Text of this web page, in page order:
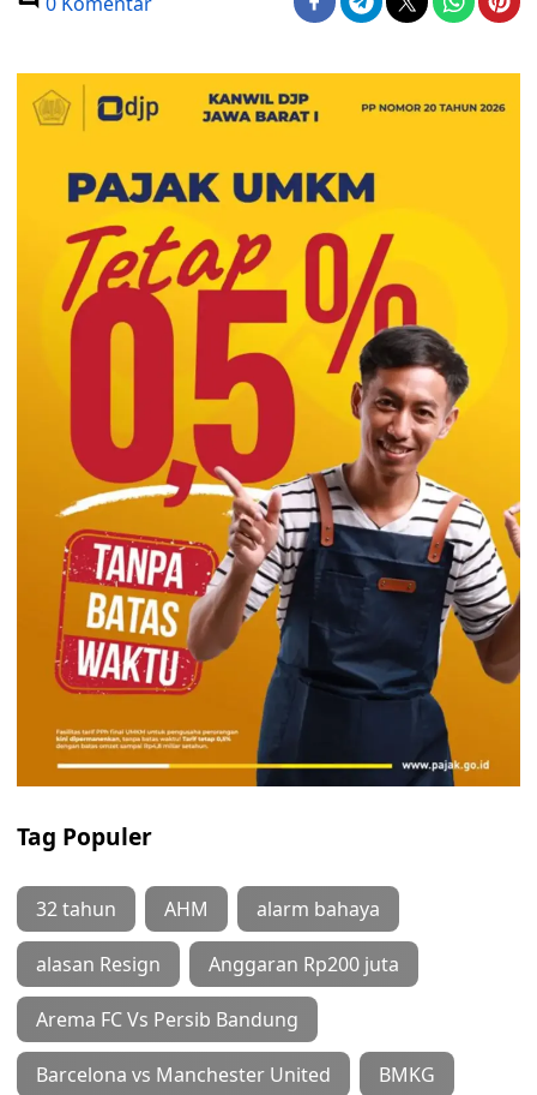
Tag Populer
32 tahun AHM alarm bahaya
alasan Resign Anggaran Rp200 juta
Arema FC Vs Persib Bandung
Barcelona vs Manchester United BMKG